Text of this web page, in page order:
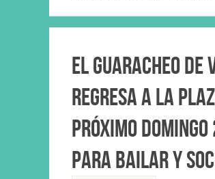
El Guaracheo de
regresa a la
próximo
para bailar y